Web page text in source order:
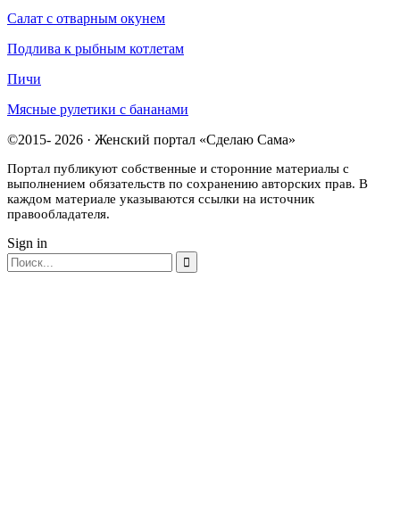
Салат с отварным окунем
Подлива к рыбным котлетам
Пичи
Мясные рулетики с бананами
©2015- 2026 · Женский портал «Сделаю Сама»
Портал публикуют собственные и сторонние материалы с
выполнением обязательств по сохранению авторских прав. В
каждом материале указываются ссылки на источник
правообладателя.
Sign in